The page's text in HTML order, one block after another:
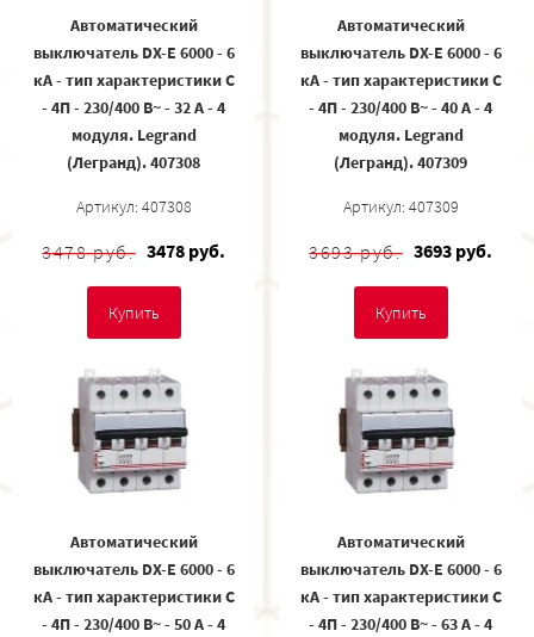
Автоматический
выключатель DX-E 6000 - 6
кА - тип характеристики C
- 4П - 230/400 В~ - 32 А - 4
модуля. Legrand
(Легранд). 407308
Артикул: 407308
3478 руб. 3478 руб.
Купить
Автоматический
выключатель DX-E 6000 - 6
кА - тип характеристики C
- 4П - 230/400 В~ - 40 А - 4
модуля. Legrand
(Легранд). 407309
Артикул: 407309
3693 руб. 3693 руб.
Купить
Автоматический
выключатель DX-E 6000 - 6
кА - тип характеристики C
- 4П - 230/400 В~ - 50 А - 4
Автоматический
выключатель DX-E 6000 - 6
кА - тип характеристики C
- 4П - 230/400 В~ - 63 А - 4